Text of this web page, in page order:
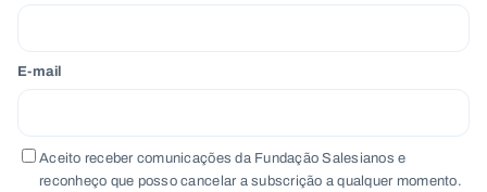
E-mail
Aceito receber comunicações da Fundação Salesianos e
reconheço que posso cancelar a subscrição a qualquer momento.
N
w
e
r